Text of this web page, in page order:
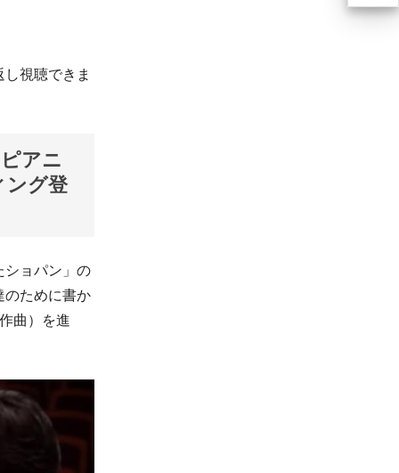
視聴できま
アニ
ング登
ショパン」の
のために書か
曲）を進